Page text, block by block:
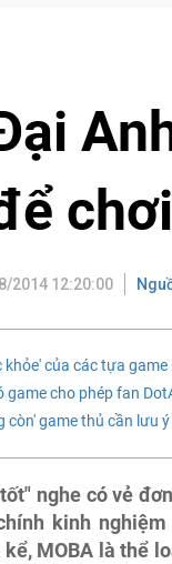
2014 12:20:00
khỏe' của các tựa
game cho phép fan
còn' game thủ cần lưu
nghe có vẻ
kinh
kể, MOBA là thể